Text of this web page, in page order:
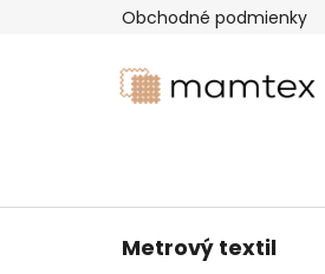
Obchodné podmienky
Metrový textil